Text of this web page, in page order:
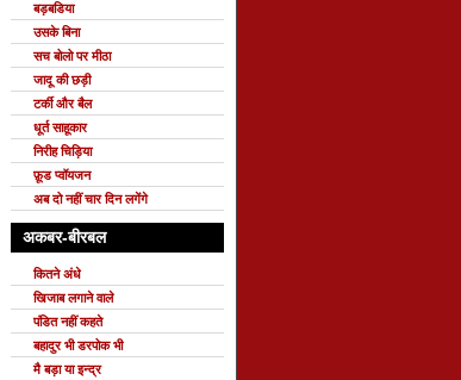
बड़बडिया
उसके बिना
सच बोलो पर मीठा
जादू की छड़ी
टर्की और बैल
धूर्त साहूकार
निरीह चिड़िया
फ़ूड प्वॉयजन
अब दो नहीं चार दिन लगेंगे
अकबर-बीरबल
कितने अंधे
खिजाब लगाने वाले
पंडित नहीं कहते
बहादुर भी डरपोक भी
मै बड़ा या इन्द्र